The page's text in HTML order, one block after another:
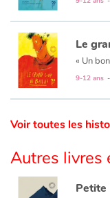
Aide
Accueil
Famille
Écoles
Médiathèques
Vidéos & Tutoriaux
Le
9-12 ans
Voir toutes les
Autres livres
Petite